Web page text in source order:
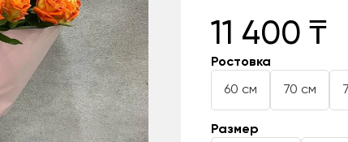
11 400 ₸
Ростовка
60 см 70 см
Размер